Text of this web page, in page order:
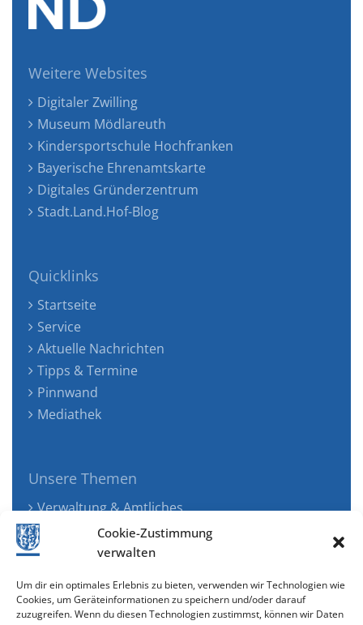
Cookie-Zustimmung
verwalten
Um dir ein optimales Erlebnis zu bieten, verwenden wir Technologien wie
Cookies, um Geräteinformationen zu speichern und/oder darauf
zuzugreifen. Wenn du diesen Technologien zustimmst, können wir Daten
Weitere Websites
Digitaler Zwilling
Museum Mödlareuth
Kindersportschule Hochfranken
Bayerische Ehrenamtskarte
Digitales Gründerzentrum
Stadt.Land.Hof-Blog
Quicklinks
Startseite
Service
Aktuelle Nachrichten
Tipps & Termine
Pinnwand
Mediathek
Unsere Themen
Verwaltung & Amtliches
Jugend, Familie & Gesundheit
Tourismus, Freizeit & Ökologie
Wirtschaft & Verkehr
Senioren & Inklusion